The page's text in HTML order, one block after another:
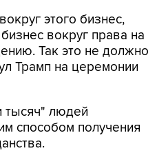
этого бизнес,
вокруг права на
Так это не должно
Трамп на церемонии
тысяч" людей
способом получения